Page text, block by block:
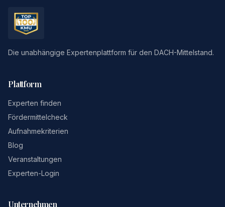
Die unabhängige Expertenplattform für den DACH-Mittelstand.
Plattform
Experten finden
Fördermittelcheck
Aufnahmekriterien
Blog
Veranstaltungen
Experten-Login
Unternehmen